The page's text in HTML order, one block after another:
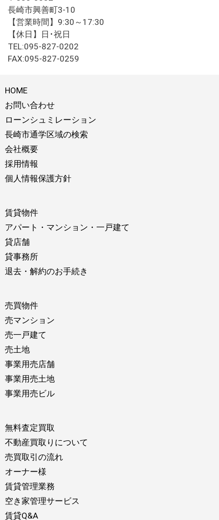
長崎市興善町3-10
【営業時間】9:30～17:30
【休日】日･祝日
TEL:095-827-0202
FAX:095-827-0259
HOME
お問い合わせ
ローンシュミレーション
長崎市通学区域の検索
会社概要
採用情報
個人情報保護方針
賃貸物件
アパート・マンション・一戸建て
貸店舗
貸事務所
退去・解約のお手続き
売買物件
売マンション
売一戸建て
売土地
事業用売店舗
事業用売土地
事業用売ビル
無料査定買取
不動産買取りについて
売買取引の流れ
オーナー様
賃貸管理業務
空き家管理サービス
賃貸Q&A